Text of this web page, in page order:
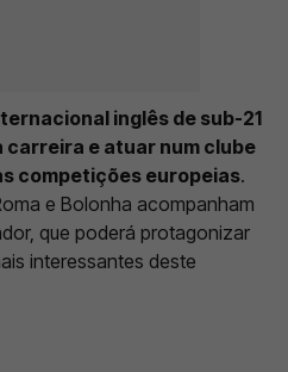
inglês de sub-21
carreira e atuar num clube
competições europeias.
e Bolonha acompanham
que poderá protagonizar
interessantes deste